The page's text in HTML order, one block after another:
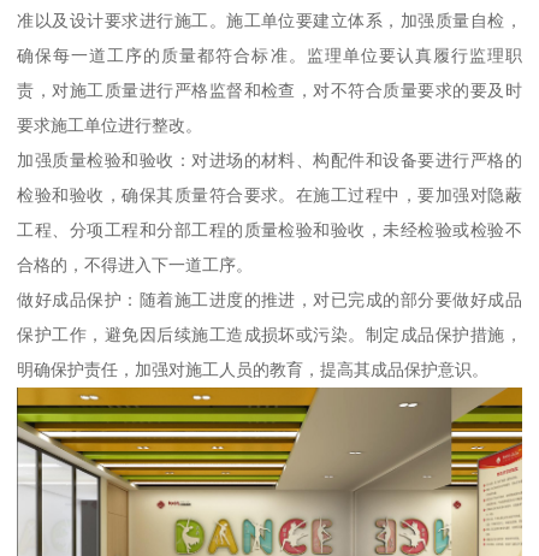
准以及设计要求进行施工。施工单位要建立体系，加强质量自检，
确保每一道工序的质量都符合标准。监理单位要认真履行监理职
责，对施工质量进行严格监督和检查，对不符合质量要求的要及时
要求施工单位进行整改。
加强质量检验和验收：对进场的材料、构配件和设备要进行严格的
检验和验收，确保其质量符合要求。在施工过程中，要加强对隐蔽
工程、分项工程和分部工程的质量检验和验收，未经检验或检验不
合格的，不得进入下一道工序。
做好成品保护：随着施工进度的推进，对已完成的部分要做好成品
保护工作，避免因后续施工造成损坏或污染。制定成品保护措施，
明确保护责任，加强对施工人员的教育，提高其成品保护意识。